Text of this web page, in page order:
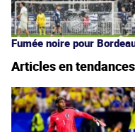
Fumée noire pour
Articles en tendances